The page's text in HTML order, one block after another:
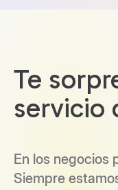
Te
servicio
En los negocios
Siempre